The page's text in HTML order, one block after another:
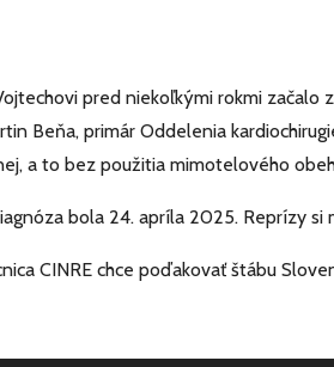
pred niekoľkými rokmi
Beňa, primár Oddelenia
a to bez použitia mimotelového
bola 24. apríla 2025. Reprízy
CINRE chce poďakovať štábu